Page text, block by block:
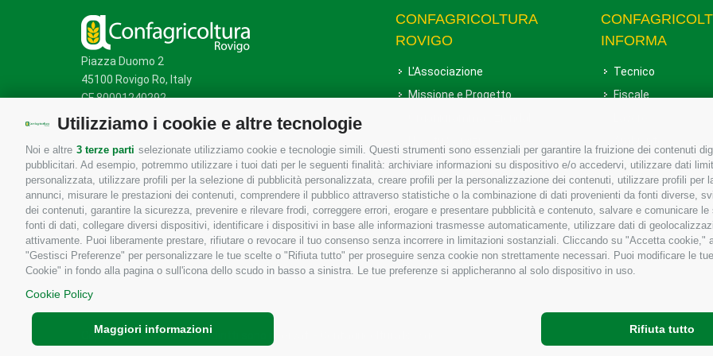
Utilizziamo i cookie e altre tecnologie
Noi e altre 3 terze parti selezionate utilizziamo cookie e tecnologie simili. Questi strumenti sono essenziali per garantire la fruizione dei contenuti
pubblicitari. Ad esempio, potremmo utilizzare i tuoi dati per le seguenti finalità: archiviare informazioni su dispositivo e/o accedervi, utilizzare dati
personalizzata, utilizzare profili per la selezione di pubblicità personalizzata, creare profili per la personalizzazione dei contenuti, utilizzare profili
annunci, misurare le prestazioni dei contenuti, comprendere il pubblico attraverso statistiche o la combinazione di dati provenienti da fonti diverse,
dei contenuti, garantire la sicurezza, prevenire e rilevare frodi, correggere errori, erogare e presentare pubblicità e contenuto, salvare e comunicare
fonti di dati, collegare diversi dispositivi, identificare i dispositivi in base alle informazioni trasmesse automaticamente, utilizzare dati di
attivamente. Puoi liberamente prestare, rifiutare o revocare il tuo consenso senza incorrere in limitazioni sostanziali. Cliccando su "Accetta
"Gestisci Preferenze" per personalizzare le tue scelte o "Rifiuta tutto" per proseguire senza cookie non strettamente necessari. Puoi modificare le
Cookie" in fondo alla pagina o sull'icona dello scudo in basso a sinistra. Le tue preferenze si applicheranno al solo dispositivo in uso.
Cookie Policy
Rifiuta tutto
Maggiori informazioni
Piazza Duomo 2
45100 Rovigo Ro, Italy
CF 80001240292
Mappa del sito/Privacy Policy /Cookie Policy
CONFAGRICOLTURA
ROVIGO
L'Associazione
Missione e Progetto
Uffici della Sede provinciale
Le Sedi di Zona
Agricoltori S.r.l.
Whistleblowing Confagricoltura
Rovigo e Agricoltori srl
INFORMA
Tecnico
Fiscale
Associazione
Copyrights © 2026 Tutti i diritti sono riservati - Confagricoltura Rovigo